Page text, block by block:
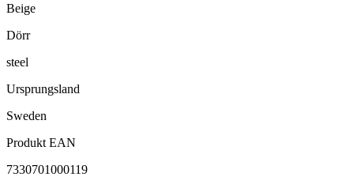
Beige
Dörr
steel
Ursprungsland
Sweden
Produkt EAN
7330701000119